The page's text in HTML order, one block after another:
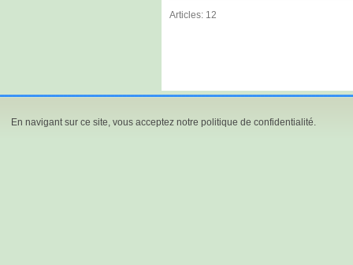
Articles: 12
En navigant sur ce site, vous acceptez notre politique de confidentialité.